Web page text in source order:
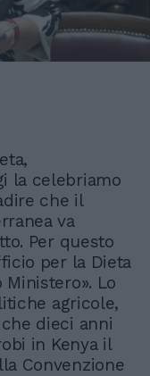
la celebriamo
che il
va
Per questo
per la Dieta
Lo
agricole,
dieci anni
in Kenya il
Convenzione